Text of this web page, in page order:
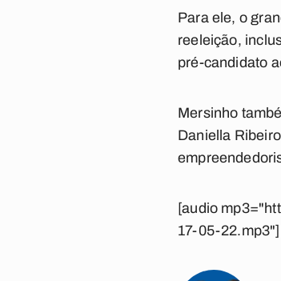
Para ele, o
reeleição,
pré-candidato
Mersinho
Daniella
[audio
17-05-